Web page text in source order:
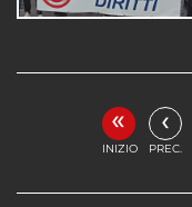
«
INIZIO
‹
PREC.